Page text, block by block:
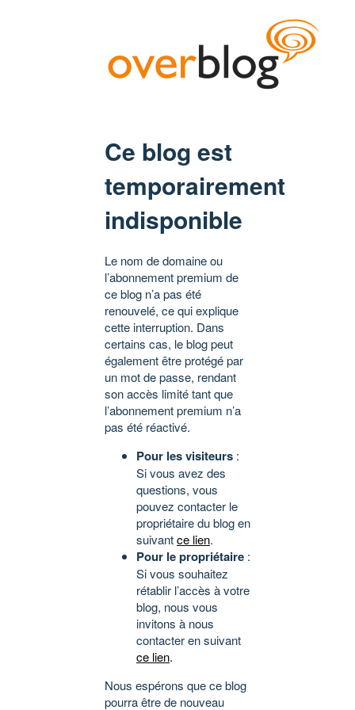
Ce blog est
temporairement
indisponible
Le nom de domaine ou
l’abonnement premium de
ce blog n’a pas été
renouvelé, ce qui explique
cette interruption. Dans
certains cas, le blog peut
également être protégé par
un mot de passe, rendant
son accès limité tant que
l’abonnement premium n’a
pas été réactivé.
Pour les visiteurs :
Si vous avez des
questions, vous
pouvez contacter le
propriétaire du blog en
suivantce lien.
Pour le propriétaire :
Si vous souhaitez
rétablir l’accès à votre
blog, nous vous
invitons à nous
contacter en suivant
ce lien.
Nous espérons que ce blog
pourra être de nouveau